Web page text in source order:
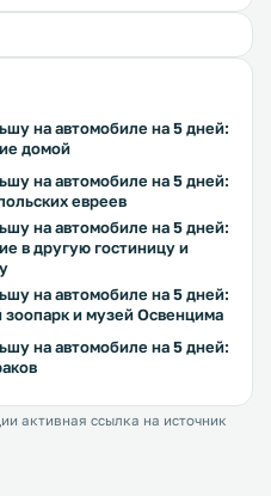
на автомобиле на 5 дней:
домой
на автомобиле на 5 дней:
евреев
на автомобиле на 5 дней:
в другую гостиницу и
на автомобиле на 5 дней:
зоопарк и музей Освенцима
на автомобиле на 5 дней:
активная ссылка на источник